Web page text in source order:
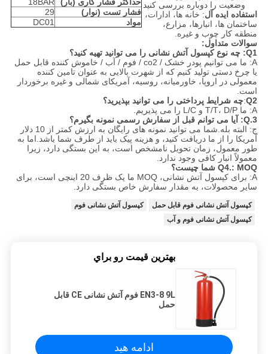
حداکثر فشار کاری (بار)
18BAR
فشار تست (نوار)
29
مواد
DC01
وضعیت را دوباره بررسی کنید
استفاده ایده آل: خانه ها، ادارات،
ساختمان ها، انبارها، مزارع،
منطقه کار چوب و غیره.
سوالات متداول:
Q1: چه نوع کپسول آتش نشانی را می توانید تهیه کنید؟
A: ما می توانیم پودر خشک / co2 / فوم / آب / خاموش کننده قابل حمل
یا چرخ دستی تولید کنیم که از شهرت بالایی به عنوان تامین کننده
معمولی در اروپا، خاورمیانه، روسیه، آمریکای شمالی و غیره برخوردار
است.
Q2
:چه شرایط پرداختی را می توانید بپذیرید؟
A: ما T/T، D/P و L/C را می پذیریم.
Q.3: آیا می توانم قبل از سفارش رسمی نمونه بگیرم؟
ج: البته بله.شما می توانید نمونه های رایگان به ارزش کمتر از 10 دلار
آمریکا را از ما دریافت کنید، و هزینه پیک باید از طرف شما باشد.اما به
طور معمول، زمان تحویل نامشخص است، به این بستگی دارد، زیرا
معمولاً انبار کافی وجود ندارد.
Q4.: MOQ شما چیست؟
A: برای کپسول آتش نشانی، MOQ ما یک ظرف 20 اینچی است، برای
سایر محصولات، به مقدار سفارش خاص بستگی دارد.
کپسول آتش نشانی فوم قابل حمل
کپسول آتش نشانی فوم
کپسول آتش نشانی فوم و آب
بهترين قيمت رو براي
EN3-8 9L فوم آتش نشانی CE قابل
حمل
ادامه هید